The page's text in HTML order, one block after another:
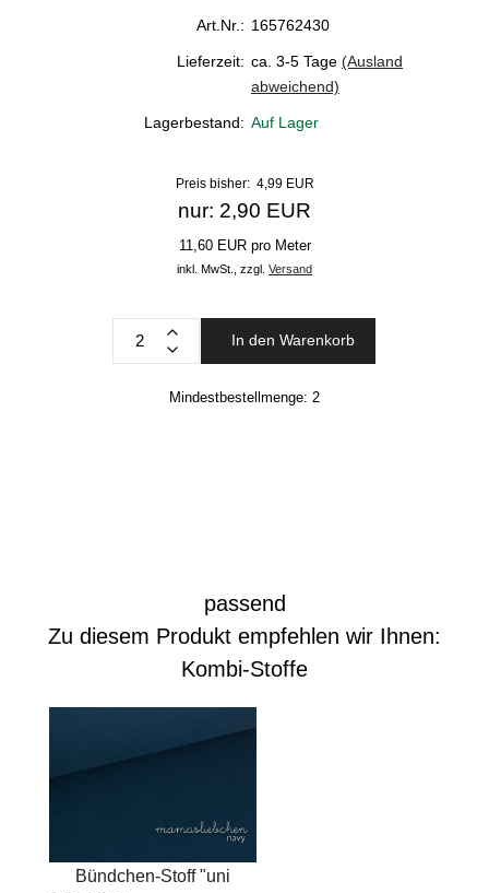
Art.Nr.: 165762430
Lieferzeit: ca. 3-5 Tage (Ausland
abweichend)
Lagerbestand: Auf Lager
Preis bisher: 4,99 EUR
nur: 2,90 EUR
11,60 EUR pro Meter
inkl. MwSt., zzgl. Versand
In den Warenkorb
Mindestbestellmenge: 2
passend
Zu diesem Produkt empfehlen wir Ihnen:
Kombi-Stoffe
Bündchen-Stoff "uni